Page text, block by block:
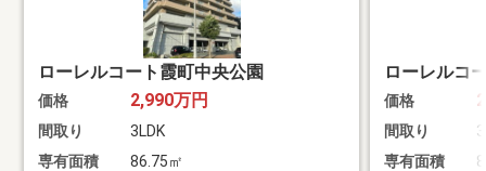
ローレルコート霞町中央公園
価格 2,990万円
間取り
3LDK
専有面積
86.75㎡
ローレルコ
価格
間取り
専有面積